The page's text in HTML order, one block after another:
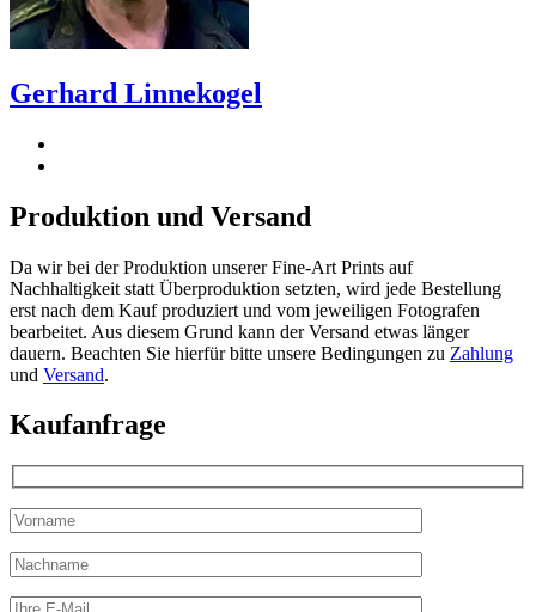
Gerhard Linnekogel
Produktion und Versand
Da wir bei der Produktion unserer Fine-Art Prints auf
Nachhaltigkeit statt Überproduktion setzten, wird jede Bestellung
erst nach dem Kauf produziert und vom jeweiligen Fotografen
bearbeitet. Aus diesem Grund kann der Versand etwas länger
dauern. Beachten Sie hierfür bitte unsere Bedingungen zu Zahlung
und Versand.
Kaufanfrage